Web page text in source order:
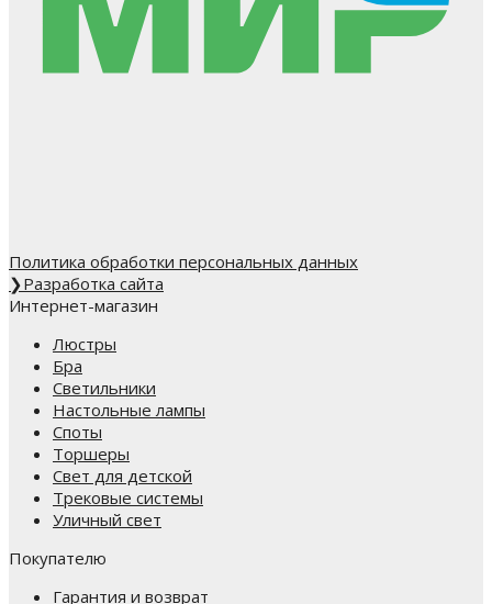
Политика обработки персональных данных
❯Разработка сайта
Интернет-магазин
Люстры
Бра
Светильники
Настольные лампы
Споты
Торшеры
Свет для детской
Трековые системы
Уличный свет
Покупателю
Гарантия и возврат